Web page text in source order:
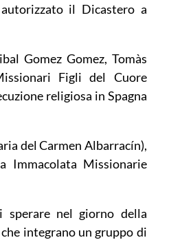
il Dicastero a
Gomez Gomez, Tomàs
Figli del Cuore
religiosa in Spagna
del Carmen Albarracín),
Immacolata Missionarie
nel giorno della
integrano un gruppo di